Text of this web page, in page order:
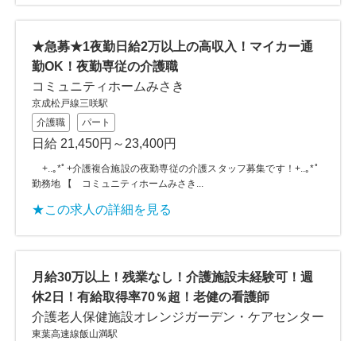
★急募★1夜勤日給2万以上の高収入！マイカー通
勤OK！夜勤専従の介護職
コミュニティホームみさき
京成松戸線三咲駅
介護職
パート
日給 21,450円～23,400円
+..｡*ﾟ+介護複合施設の夜勤専従の介護スタッフ募集です！+..｡*ﾟ
勤務地 【 コミュニティホームみさき...
★この求人の詳細を見る
月給30万以上！残業なし！介護施設未経験可！週
休2日！有給取得率70％超！老健の看護師
介護老人保健施設オレンジガーデン・ケアセンター
東葉高速線飯山満駅